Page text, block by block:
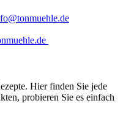
Hier finden Sie jede
probieren Sie es einfach